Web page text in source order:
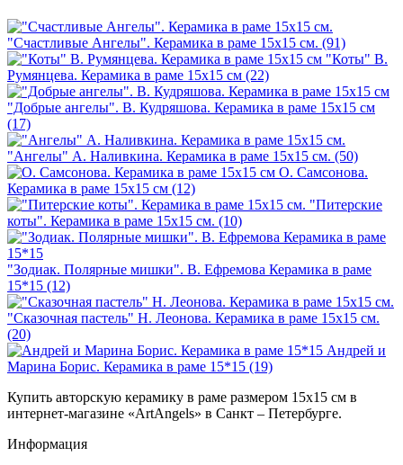
"Счастливые Ангелы". Керамика в раме 15х15 см. (91)
"Коты" В.
Румянцева. Керамика в раме 15х15 см (22)
"Добрые ангелы". В. Кудряшова. Керамика в раме 15х15 см
(17)
"Ангелы" А. Наливкина. Керамика в раме 15х15 см. (50)
О. Самсонова.
Керамика в раме 15х15 см (12)
"Питерские
коты". Керамика в раме 15х15 см. (10)
"Зодиак. Полярные мишки". В. Ефремова Керамика в раме
15*15 (12)
"Сказочная пастель" Н. Леонова. Керамика в раме 15х15 см.
(20)
Андрей и
Марина Борис. Керамика в раме 15*15 (19)
Купить авторскую керамику в раме размером 15х15 см в
интернет-магазине «ArtAngels» в Санкт – Петербурге.
Информация